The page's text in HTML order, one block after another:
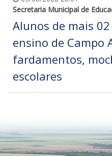
Secretaria Municipal de
Alunos de mais
ensino de Campo
fardamentos,
escolares